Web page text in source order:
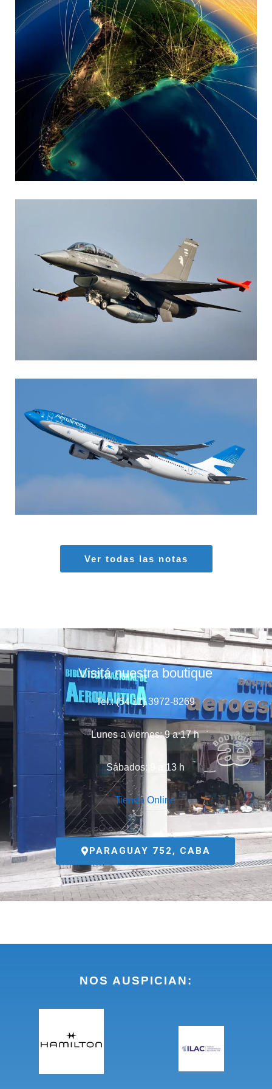
MARIA SONZINI
Aviación Comercial
Aviación General
AGUSTIN BOFFI
Aviación Militar, Fuerza Aérea Argentina
MARIA SONZINI
Ver todas las notas
Visitá nuestra boutique
Tel.: (54 11) 3972-8269
Lunes a viernes: 9 a 17 h
Sábados: 9 a 13 h
Tienda Online
PARAGUAY 752, CABA
NOS AUSPICIAN: